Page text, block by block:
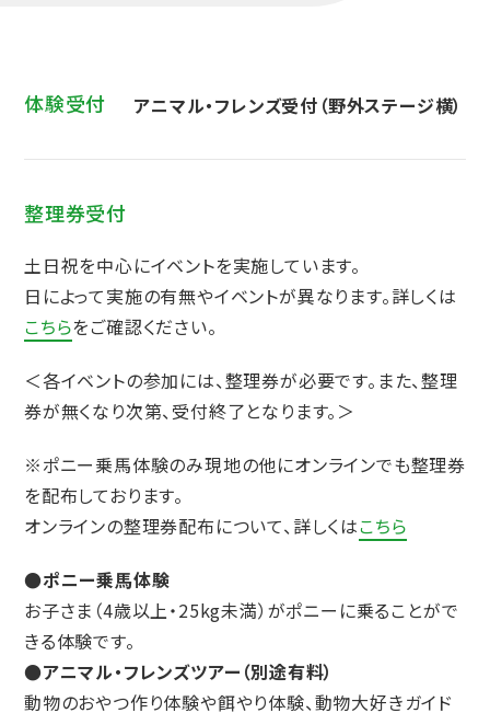
体験受付 アニマル・フレンズ受付（野外ステージ横）
整理券受付
土日祝を中心にイベントを実施しています。
日によって実施の有無やイベントが異なります。詳しくは
こちらをご確認ください。
＜各イベントの参加には、整理券が必要です。また、整理
券が無くなり次第、受付終了となります。＞
※ポニー乗馬体験のみ現地の他にオンラインでも整理券
を配布しております。
オンラインの整理券配布について、詳しくはこちら
●ポニー乗⾺体験
お子さま（4歳以上・25kg未満）がポニーに乗ることがで
きる体験です。
●アニマル・フレンズツアー（別途有料）
動物のおやつ作り体験や餌やり体験、動物大好きガイド